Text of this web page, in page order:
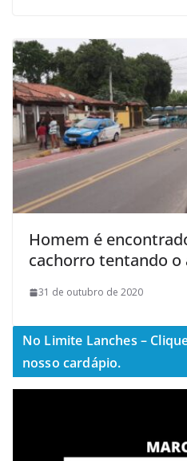
Homem é
cachorro tentando o
31 de outubro de 2020
No Limite Lanches –
nosso cardápio.